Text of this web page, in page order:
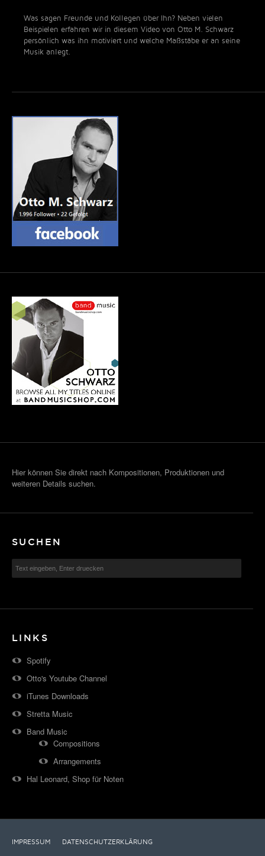
Was sagen Freunde und Kollegen über Ihn? Neben vielen
Beispielen erfahren wir in diesem Video von Otto M. Schwarz
persönlich was ihn motiviert und welche Maßstäbe er an seine
Musik anlegt.
Hier können Sie direkt nach Kompositionen, Produktionen und
weiteren Details suchen.
SUCHEN
LINKS
Spotify
Otto's Youtube Channel
iTunes Downloads
Stretta Music
Band Music
Compositions
Arrangements
Hal Leonard, Shop für Noten
IMPRESSUM DATENSCHUTZERKLÄRUNG